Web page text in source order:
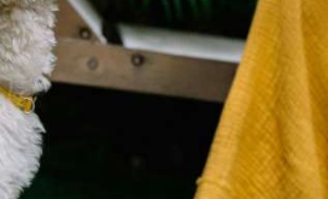
27 avril 2026 NON CLASSÉ